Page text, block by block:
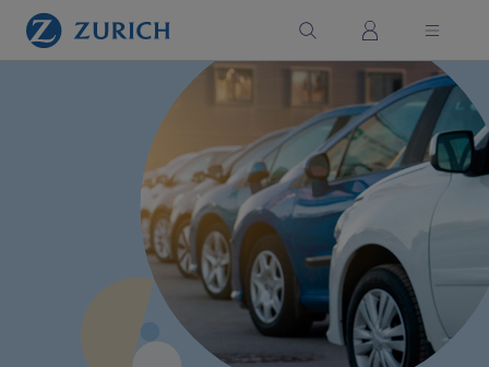
Saltar al contenido principal